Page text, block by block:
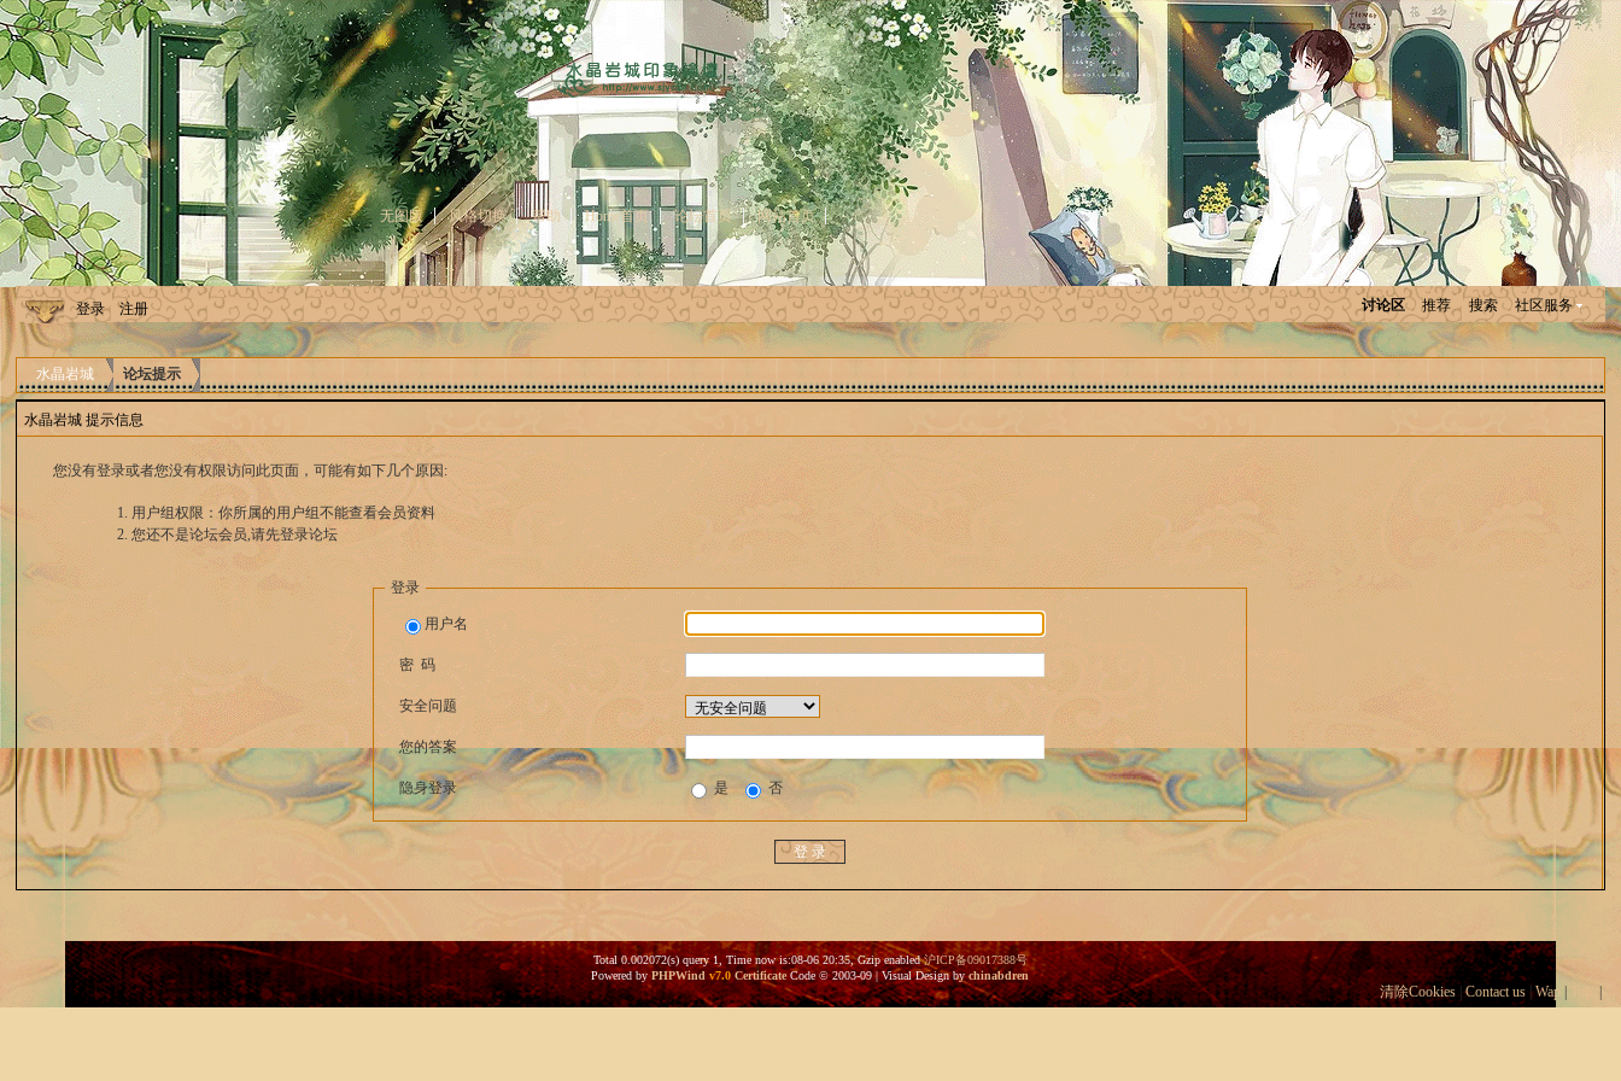
无图版 风格切换 帮助 Home首页 论坛首页 网站首页
登录 注册 讨论区 推荐 搜索 社区服务
水晶岩城 论坛提示
水晶岩城 提示信息
您没有登录或者您没有权限访问此页面，可能有如下几个原因:
用户组权限：你所属的用户组不能查看会员资料
您还不是论坛会员,请先登录论坛
登录
用户名
密 码
安全问题
您的答案
隐身登录 是 否
Total 0.002072(s) query 1, Time now is:08-06 20:35, Gzip enabled 沪ICP备09017388号
Powered byPHPWind v7.0 CertificateCode © 2003-09 | Visual Design bychinabdren
清除Cookies|Contact us|Wap